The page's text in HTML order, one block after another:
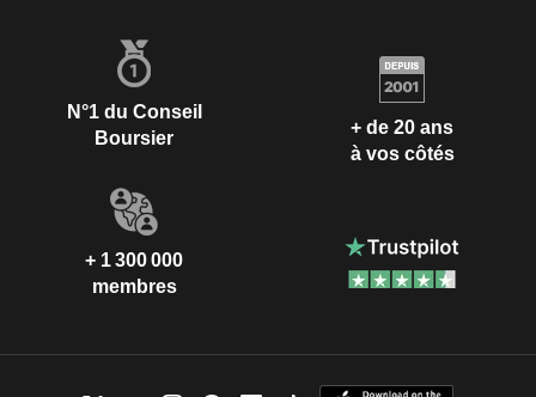
N°1 du Conseil
Boursier
+ de 20 ans
à vos côtés
+ 1 300 000
membres